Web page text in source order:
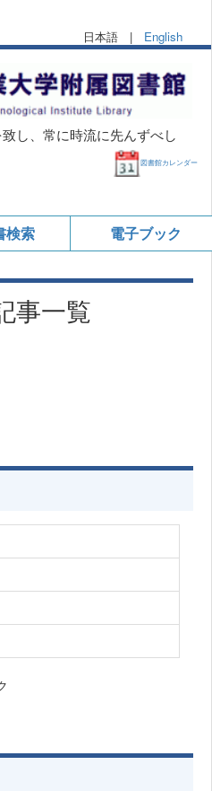
日本語 | English
し、常に時流に先んずべし
図書館カレンダー
検索 電子ブック
事一覧